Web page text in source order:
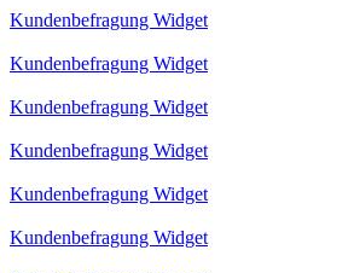
Kundenbefragung Widget
Kundenbefragung Widget
Kundenbefragung Widget
Kundenbefragung Widget
Kundenbefragung Widget
Kundenbefragung Widget